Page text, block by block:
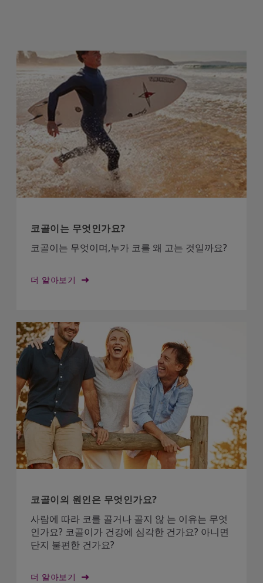
코골이는 무엇인가요?
코골이는 무엇이며,누가 코를 왜 고는 것일까요?
더 알아보기
코골이의 원인은 무엇인가요?
사람에 따라 코를 골거나 골지 않 는 이유는 무엇
인가요? 코골이가 건강에 심각한 건가요? 아니면
단지 불편한 건가요?
더 알아보기